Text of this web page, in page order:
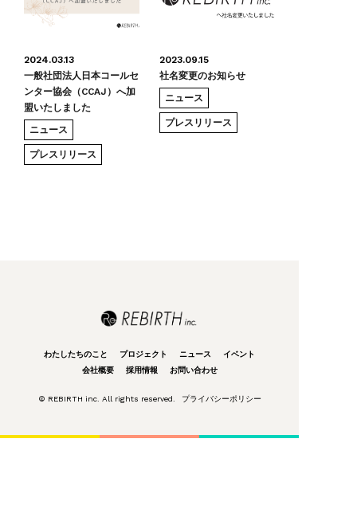
2024.03.13
一般社団法人日本コールセ
ンター協会（CCAJ）へ加
盟いたしました
ニュース
プレスリリース
2023.09.15
社名変更のお知らせ
ニュース
プレスリリース
わたしたちのこと プロジェクト ニュース
イベント
会社概要
採用情報 お問い合わせ
© REBIRTH inc. All rights reserved. プライバシーポリシー